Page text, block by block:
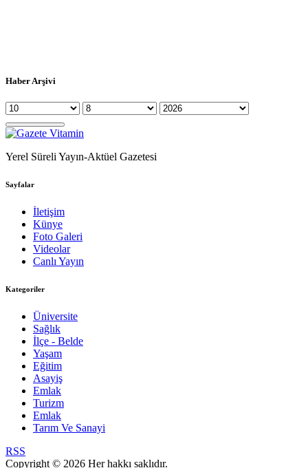
Haber Arşivi
Yerel Süreli Yayın-Aktüel Gazetesi
Sayfalar
İletişim
Künye
Foto Galeri
Videolar
Canlı Yayın
Kategoriler
Üniversite
Sağlık
İlçe - Belde
Yaşam
Eğitim
Asayiş
Emlak
Turizm
Emlak
Tarım Ve Sanayi
RSS
Copyright © 2026 Her hakkı saklıdır.